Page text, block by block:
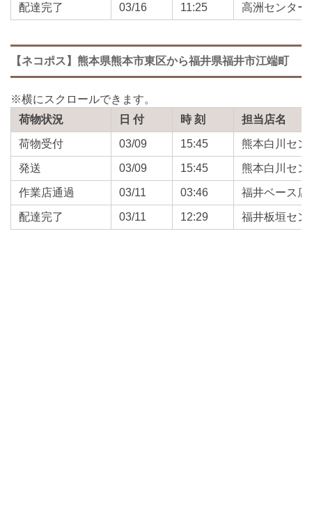
配達完了 03/16 11:25 高洲センター
【ネコポス】熊本県熊本市東区から福井県福井市江端町
荷物状況 日 付 時 刻 担当店名
荷物受付 03/09 15:45 熊本白川セン
発送 03/09 15:45 熊本白川セン
作業店通過 03/11 03:46 福井ベース店
配達完了 03/11 12:29 福井板垣セン